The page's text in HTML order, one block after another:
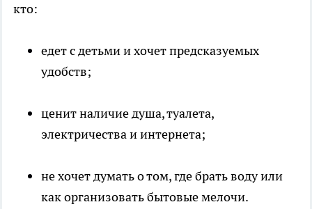
кто:
едет с детьми и хочет предсказуемых
удобств;
ценит наличие душа, туалета,
электричества и интернета;
не хочет думать о том, где брать воду или
как организовать бытовые мелочи.